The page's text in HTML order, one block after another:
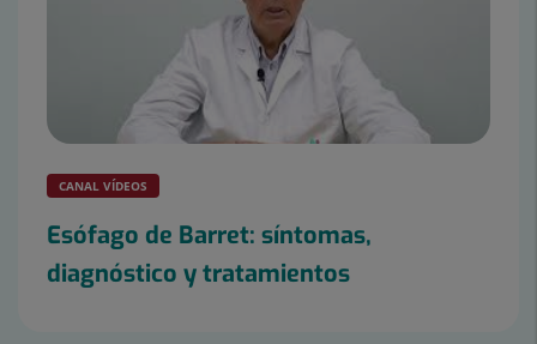
CANAL VÍDEOS
Esófago de Barret: síntomas,
diagnóstico y tratamientos